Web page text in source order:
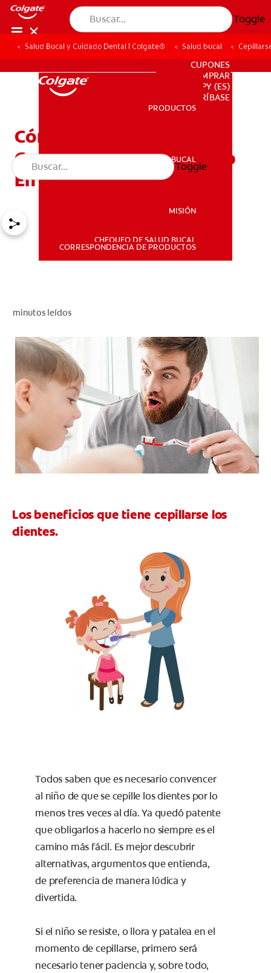
Toggle
PRODUCTOS
SALUD BUCAL
PARA PROFESIONALES
DONDE COMPRAR
PY (ES)
SUSCRÍBASE
PARA PROFESIONALES
CUPONES
DONDE COMPRAR
PY (ES)
SUSCRÍBASE
PRODUCTOS
SALUD BUCAL
MISIÓN
CHEQUEO DE SALUD BUCAL
CORRESPONDENCIA DE PRODUCTOS
Toggle
Salud Bucal y Cuidado Dental | Colgate® Salud bucal
Cómo Transformar El
Cepillado En Un Momento
En Familia
minutos leídos
Los beneficios que tiene cepillarse los
dientes.
Todos saben que es necesario convencer
al niño de que se cepille los dientes por lo
menos tres veces al día. Ya quedó patente
que obligarlos a hacerlo no siempre es el
camino más fácil. Es mejor descubrir
alternativas, argumentos que entienda,
de preferencia de manera lúdica y
divertida.
Si el niño se resiste, o llora y patalea en el
momento de cepillarse, primero será
necesario tener paciencia y, sobre todo,